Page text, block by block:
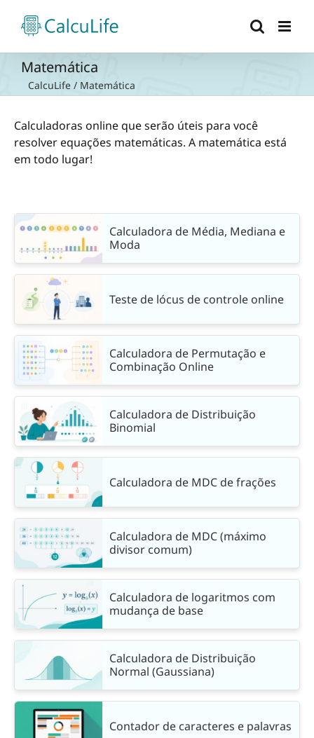
para
conteúdo
Matemática
CalcuLife / Matemática
Calculadoras online que serão úteis para você
resolver equações matemáticas. A matemática está
em todo lugar!
Calculadora de Média, Mediana e
Moda
Teste de lócus de controle online
Calculadora de Permutação e
Combinação Online
Calculadora de Distribuição
Binomial
Calculadora de MDC de frações
Calculadora de MDC (máximo
divisor comum)
Calculadora de logaritmos com
mudança de base
Calculadora de Distribuição
Normal (Gaussiana)
Contador de caracteres e palavras